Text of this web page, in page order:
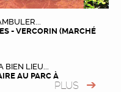
- VERCORIN (MARCHÉ
LIEU...
AU PARC À
PLUS